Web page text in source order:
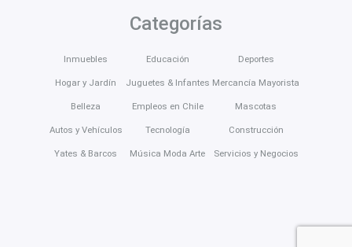
Categorías
Inmuebles
Hogar y Jardín
Belleza
Autos y Vehículos
Yates & Barcos
Educación
Juguetes & Infantes
Empleos en Chile
Tecnología
Música Moda Arte
Deportes
Mercancía Mayorista
Mascotas
Construcción
Servicios y Negocios